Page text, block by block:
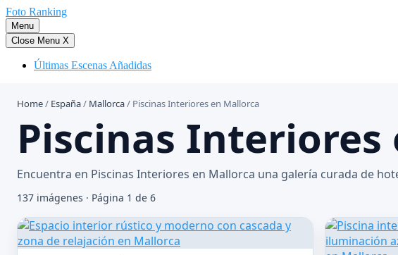
Saltar
al
contenido
Foto Ranking
Menu
Close Menu X
Últimas Escenas Añadidas
Home/ España/ Mallorca/ Piscinas Interiores en Mallorca
Piscinas Interiores
Encuentra en Piscinas Interiores en Mallorca una galería curada de
137 imágenes · Página 1 de 6